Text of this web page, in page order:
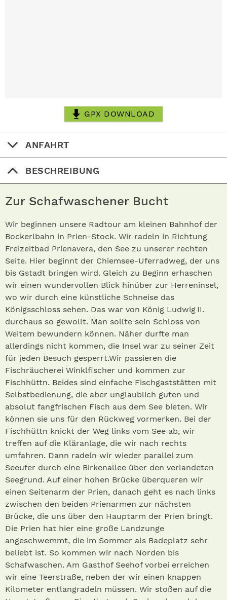
GPX DOWNLOAD
ANFAHRT
BESCHREIBUNG
Zur Schafwaschener Bucht
Wir beginnen unsere Radtour am kleinen Bahnhof der
Bockerlbahn in Prien-Stock. Wir radeln in Richtung
Freizeitbad Prienavera, den See zu unserer rechten
Seite. Hier beginnt der Chiemsee-Uferradweg, der uns
bis Gstadt bringen wird. Gleich zu Beginn erhaschen
wir einen wundervollen Blick hinüber zur Herreninsel,
wo wir durch eine künstliche Schneise das
Königsschloss sehen. Das war von König Ludwig II.
durchaus so gewollt. Man sollte sein Schloss von
Weitem bewundern können. Näher durfte man
allerdings nicht kommen, die Insel war zu seiner Zeit
für jeden Besuch gesperrt.Wir passieren die
Fischräucherei Winklfischer und kommen zur
Fischhüttn. Beides sind einfache Fischgaststätten mit
Selbstbedienung, die aber unglaublich guten und
absolut fangfrischen Fisch aus dem See bieten. Wir
können sie uns für den Rückweg vormerken. Bei der
Fischhüttn knickt der Weg links vom See ab, wir
treffen auf die Kläranlage, die wir nach rechts
umfahren. Dann radeln wir wieder parallel zum
Seeufer durch eine Birkenallee über den verlandeten
Seegrund. Auf einer hohen Brücke überqueren wir
einen Seitenarm der Prien, danach geht es nach links
zwischen den beiden Prienarmen zur nächsten
Brücke, die uns über den Hauptarm der Prien bringt.
Die Prien hat hier eine große Landzunge
angeschwemmt, die im Sommer als Badeplatz sehr
beliebt ist. So kommen wir nach Norden bis
Schafwaschen. Am Gasthof Seehof vorbei erreichen
wir eine Teerstraße, neben der wir einen knappen
Kilometer entlangradeln müssen. Wir stoßen auf die